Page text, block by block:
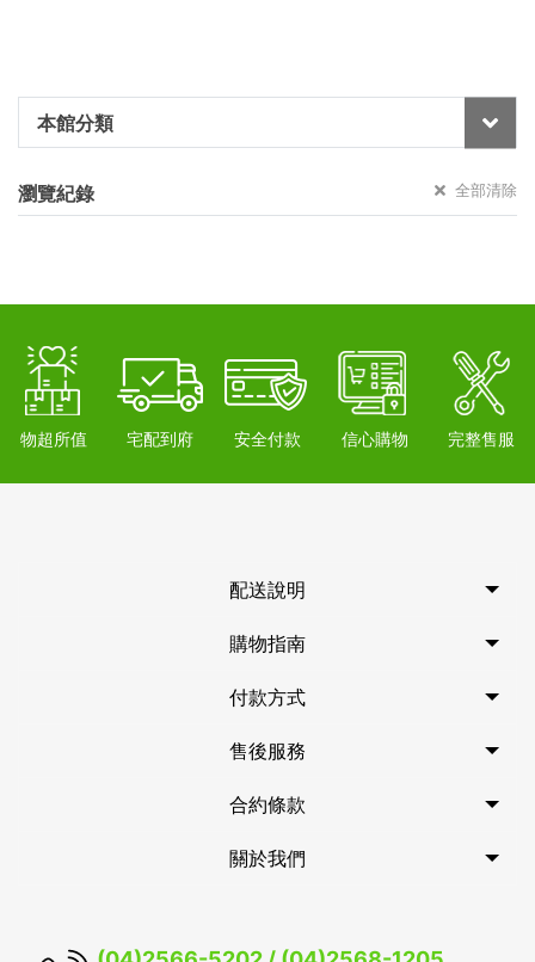
本館分類
瀏覽紀錄 全部清除
物超所值 宅配到府 安全付款 信心購物 完整售服
配送說明
購物指南
付款方式
售後服務
合約條款
關於我們